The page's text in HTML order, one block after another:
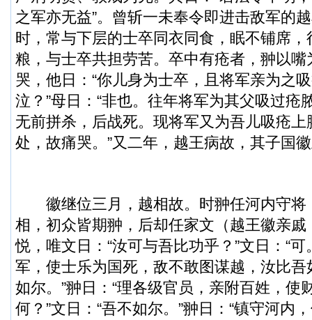
之军亦无益”。曾斩一未奉令即进击敌军的
时，常与下层的士卒同衣同食，眠不铺席
粮，与士卒共担劳苦。卒中有疮者，翀以
哭，他日：“你儿身为士卒，且将军亲为之
泣？”母日：“非也。往年将军为其父吸过疮
无前拼杀，后战死。现将军又为吾儿吸疮
处，故痛哭。”又二年，越王病故，其子国
徽继位三月，越相故。时翀任河内守将
相，初众皆期翀，后却任家文（越王徽亲
悦，唯文日：“汝可与吾比功乎？”文日：“可
军，使士乐为国死，敌不敢图谋越，汝比吾
如尔。”翀日：“理各级官员，亲附百姓，使
何？”文日：“吾不如尔。”翀日：“镇守河内